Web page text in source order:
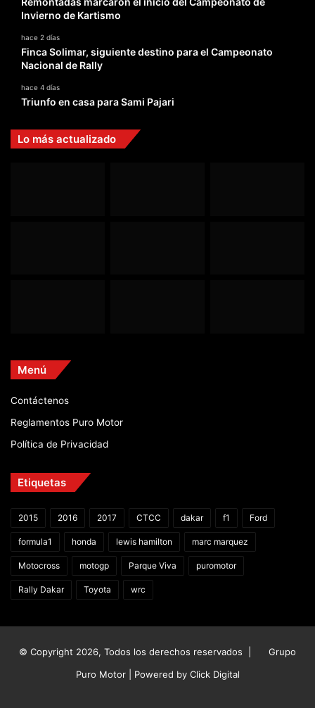
Invierno de Kartismo
hace 2 días
Finca Solimar, siguiente destino para el Campeonato
Nacional de Rally
hace 4 días
Triunfo en casa para Sami Pajari
Lo más actualizado
Menú
Contáctenos
Reglamentos Puro Motor
Política de Privacidad
Etiquetas
2015 2016 2017 CTCC dakar f1 Ford
formula1 honda lewis hamilton marc marquez
Motocross motogp Parque Viva puromotor
Rally Dakar Toyota wrc
© Copyright 2026, Todos los derechos reservados |
Grupo
Puro Motor | Powered by Click Digital